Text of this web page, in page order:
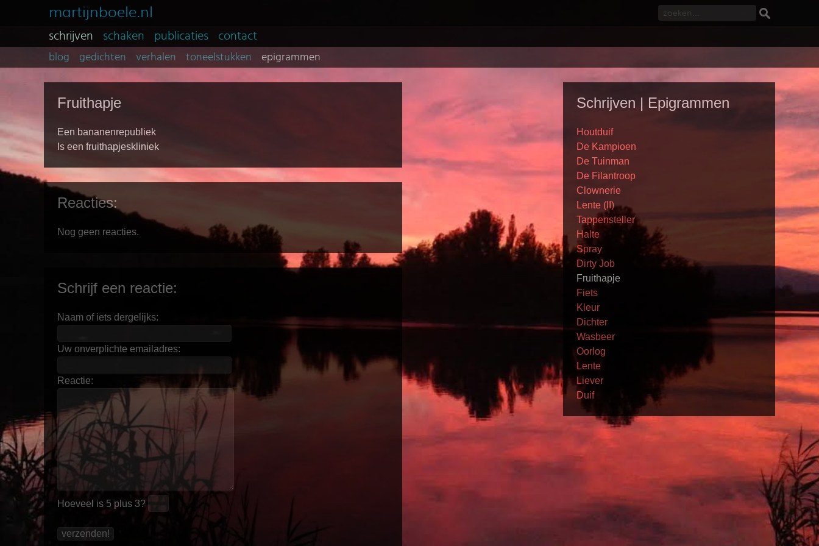
martijnboele.nl
schrijven schaken publicaties contact
blog gedichten verhalen toneelstukken epigrammen
Fruithapje
Een bananenrepubliek
Is een fruithapjeskliniek
Reacties:
Nog geen reacties.
Schrijf een reactie:
Naam of iets dergelijks:
Uw onverplichte emailadres:
Reactie:
Hoeveel is 5 plus 3?
Schrijven | Epigrammen
Houtduif
De Kampioen
De Tuinman
De Filantroop
Clownerie
Lente (II)
Tappensteller
Halte
Spray
Dirty Job
Fruithapje
Fiets
Kleur
Dichter
Wasbeer
Oorlog
Lente
Liever
Duif